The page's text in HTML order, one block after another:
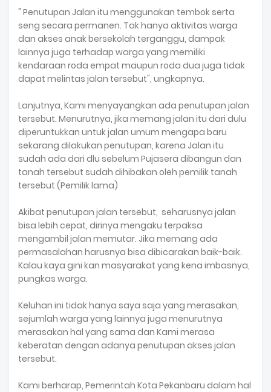
" Penutupan Jalan itu menggunakan tembok serta
seng secara permanen. Tak hanya aktivitas warga
dan akses anak bersekolah terganggu, dampak
lainnya juga terhadap warga yang memiliki
kendaraan roda empat maupun roda dua juga tidak
dapat melintas jalan tersebut", ungkapnya.
Lanjutnya, Kami menyayangkan ada penutupan jalan
tersebut. Menurutnya, jika memang jalan itu dari dulu
diperuntukkan untuk jalan umum mengapa baru
sekarang dilakukan penutupan, karena Jalan itu
sudah ada dari dlu sebelum Pujasera dibangun dan
tanah tersebut sudah dihibakan oleh pemilik tanah
tersebut (Pemilik lama)
Akibat penutupan jalan tersebut, seharusnya jalan
bisa lebih cepat, dirinya mengaku terpaksa
mengambil jalan memutar. Jika memang ada
permasalahan harusnya bisa dibicarakan baik-baik.
Kalau kaya gini kan masyarakat yang kena imbasnya,
pungkas warga.
Keluhan ini tidak hanya saya saja yang merasakan,
sejumlah warga yang lainnya juga menurutnya
merasakan hal yang sama dan Kami merasa
keberatan dengan adanya penutupan akses jalan
tersebut.
Kami berharap, Pemerintah Kota Pekanbaru dalam hal